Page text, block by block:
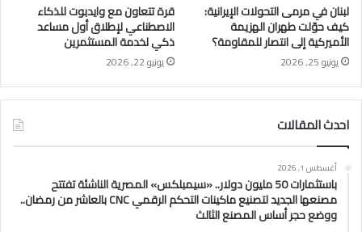
لبنان في مرمى التحولات الإيرانية:
كيف حوّلت طهران الهزيمة
الأميركية إلى انتصار للمقاومة؟
يونيو 25, 2026
قرة تتعاون مع وايدبوت للذكاء
الاصطناعي لإطلاق أول مساعد
ذكي لخدمة المستثمرين
يونيو 22, 2026
احدث المقالات
أغسطس 1, 2026
باستثمارات 50 مليون دولار.. «سيمبلكس» المصرية الناشئة تفتتح
مصنعها الجديد لتصنيع ماكينات التحكم الرقمي CNC بالعاشر من رمضان..
ووضع حجر أساس المصنع الثالث